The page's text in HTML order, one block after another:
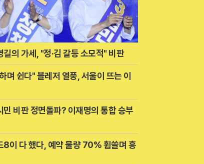
길의 가세, "정·김 갈등 소모적" 비판
며 쉰다" 블레저 열풍, 서울이 뜨는 이
민 비판 정면돌파? 이재명의 통합 승부
8이 다 했다, 예약 물량 70% 휩쓸며 흥